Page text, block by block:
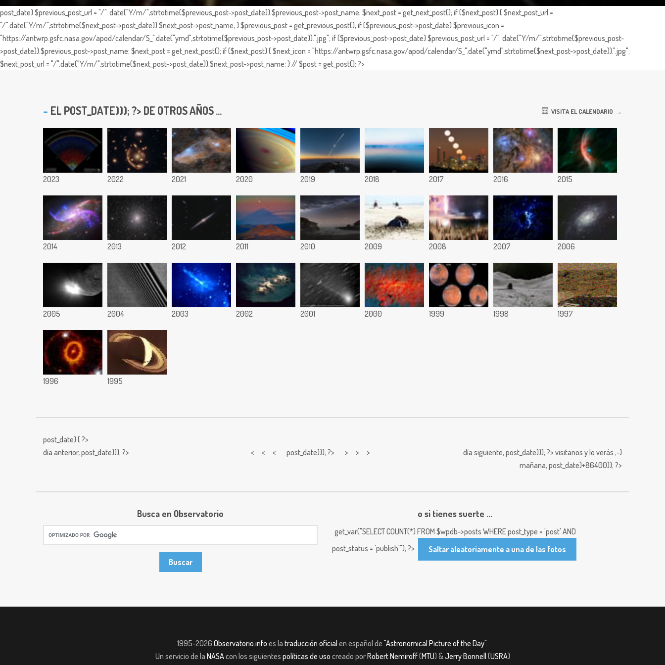
post_date) $previous_post_url = "/". date("Y/m/",strtotime($previous_post->post_date)).$previous_post->post_name; $next_post = get_next_post(); if ($next_post) { $next_post_url =
"/".date("Y/m/",strtotime($next_post->post_date)).$next_post->post_name; } $previous_post = get_previous_post(); if ($previous_post->post_date) $previous_icon =
"https://antwrp.gsfc.nasa.gov/apod/calendar/S_".date("ymd",strtotime($previous_post->post_date)).".jpg"; if ($previous_post->post_date) $previous_post_url = "/". date("Y/m/",strtotime($previous_post-
>post_date)).$previous_post->post_name; $next_post = get_next_post(); if ($next_post) { $next_icon = "https://antwrp.gsfc.nasa.gov/apod/calendar/S_".date("ymd",strtotime($next_post->post_date)).".jpg";
$next_post_url = "/".date("Y/m/",strtotime($next_post->post_date)).$next_post->post_name; } // $post = get_post(); ?>
EL POST_DATE))); ?> DE OTROS AÑOS ... VISITA EL CALENDARIO
2023 2022 2021 2020 2019 2018 2017 2016 2015
2014 2013 2012 2011 2010 2009 2008 2007 2006
2005 2004 2003 2002 2001 2000 1999 1998 1997
1996 1995
post_date) { ?>
día anterior,post_date))); ?> < < < post_date))); ?> > > > día siguiente,post_date))); ?> visitanos y lo verás ;-)
mañana,post_date)+86400)); ?>
Busca en Observatorio o si tienes suerte ...
get_var("SELECT COUNT(*) FROM $wpdb->posts WHERE post_type = 'post' AND
post_status = 'publish'"); ?>
Saltar aleatoriamente a una de las fotos
1995-2026 Observatorio.info es la traducción oficial en español de "Astronomical Picture of the Day".
Un servicio de la NASAcon los siguientes políticas de uso creado porRobert Nemiroff(MTU) &Jerry Bonnell (USRA)